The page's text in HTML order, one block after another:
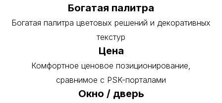
Богатая палитра
Богатая палитра цветовых решений и декоративных
текстур
Цена
Комфортное ценовое позиционирование,
сравнимое с PSK-порталами
Окно / дверь